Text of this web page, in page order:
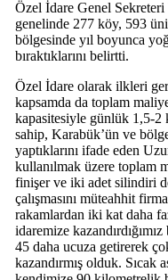
Özel İdare Genel
genelinde 277 köy, 593
bölgesinde yıl boyunca
bıraktıklarını belirtti.
Özel İdare olarak ilkleri
kapsamda da toplam
kapasitesiyle günlük 1,5-2
sahip, Karabük’ün ve
yaptıklarını ifade eden
kullanılmak üzere toplam
finişer ve iki adet silindiri
çalışmasını müteahhit
rakamlardan iki kat daha
idaremize
45 daha ucuza getirerek
kazandırmış olduk. Sıcak